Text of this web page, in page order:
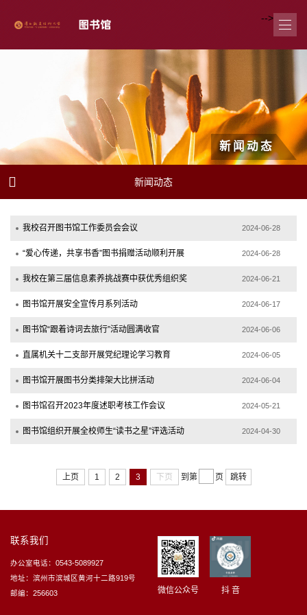
-->
新闻动态
 新闻动态
我校召开图书馆工作委员会会议 2024-06-28
“爱心传递，共享书香”图书捐赠活动顺利开展 2024-06-28
我校在第三届信息素养挑战赛中获优秀组织奖 2024-06-21
图书馆开展安全宣传月系列活动 2024-06-17
图书馆“跟着诗词去旅行”活动圆满收官 2024-06-06
直属机关十二支部开展党纪理论学习教育 2024-06-05
图书馆开展图书分类排架大比拼活动 2024-06-04
图书馆召开2023年度述职考核工作会议 2024-05-21
图书馆组织开展全校师生“读书之星”评选活动 2024-04-30
上页 1 2 3 下页 到第 页 跳转
联系我们
办公室电话：0543-5089927
地址：滨州市滨城区黄河十二路919号
邮编：256603
微信公众号 抖 音